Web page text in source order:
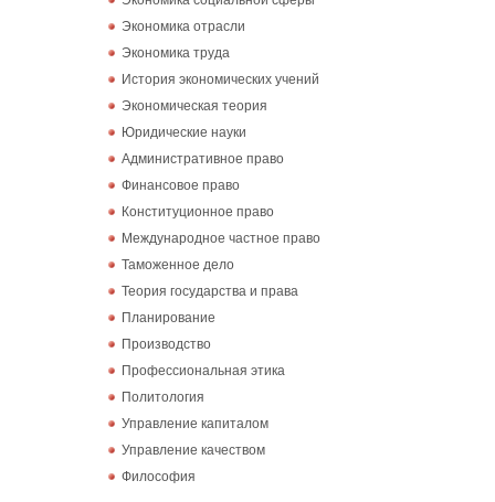
Экономика отрасли
Экономика труда
История экономических учений
Экономическая теория
Юридические науки
Административное право
Финансовое право
Конституционное право
Международное частное право
Таможенное дело
Теория государства и права
Планирование
Производство
Профессиональная этика
Политология
Управление капиталом
Управление качеством
Философия